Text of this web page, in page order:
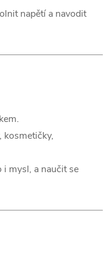
napětí a navodit
kosmetičky,
i mysl, a naučit se